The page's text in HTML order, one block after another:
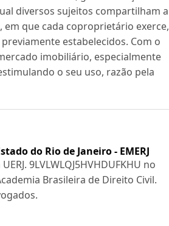
diversos sujeitos compartilham a
que cada coproprietário exerce,
estabelecidos. Com o
imobiliário, especialmente
o seu uso, razão pela
do Rio de Janeiro - EMERJ
9LVLWLQJ5HVHDUFKHU no
Brasileira de Direito Civil.